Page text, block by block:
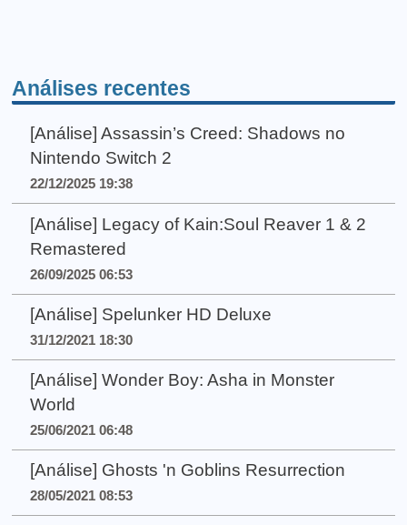
Análises recentes
[Análise] Assassin’s Creed: Shadows no
Nintendo Switch 2
22/12/2025 19:38
[Análise] Legacy of Kain:Soul Reaver 1 & 2
Remastered
26/09/2025 06:53
[Análise] Spelunker HD Deluxe
31/12/2021 18:30
[Análise] Wonder Boy: Asha in Monster
World
25/06/2021 06:48
[Análise] Ghosts 'n Goblins Resurrection
28/05/2021 08:53